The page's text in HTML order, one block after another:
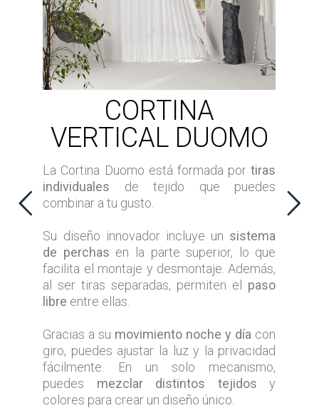
CORTINA
VERTICAL DUOMO
La Cortina Duomo está formada portiras
individuales de tejido que puedes
combinar a tu gusto.
Su diseño innovador incluye un sistema
de perchas en la parte superior, lo que
facilita el montaje y desmontaje. Además,
al ser tiras separadas, permiten el paso
libre entre ellas.
Gracias a su movimiento noche y día con
giro, puedes ajustar la luz y la privacidad
fácilmente. En un solo mecanismo,
puedes mezclar distintos tejidos y
colores para crear un diseño único.